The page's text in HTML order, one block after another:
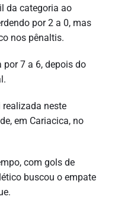
da categoria ao
por 2 a 0, mas
nos pênaltis.
por 7 a 6, depois do
neste
em Cariacica, no
com gols de
buscou o empate